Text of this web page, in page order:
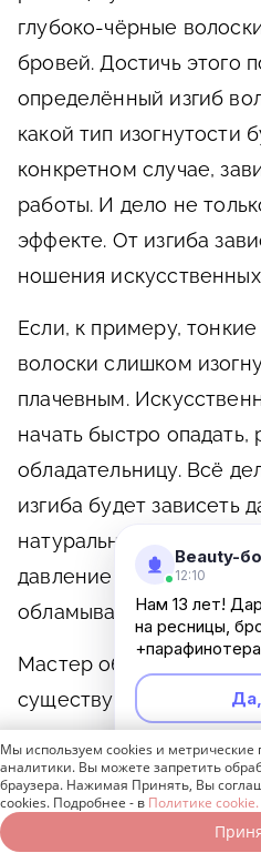
глубоко-чёрные
бровей. Достичь этого
определённый изгиб
какой тип изогнутости
конкретном случае,
работы. И дело не
эффекте. От изгиба
ношения
Если, к примеру,
волоски слишком
плачевным.
начать быстро
обладательницу. Всё
изгиба будет зависеть
натуральных ресниц.
давление на них
обламыванию.
Мастер обязан знать не
существующие
диаметру для
понимать
том или ином случае.
неудачный выбор, это
Beauty-
12:10
Нам 13 лет!
на ресницы,
Мы используем cookies и метрические
аналитики. Вы можете запретить
браузера. Нажимая Принять, Вы
cookies. Подробнее - в Политике cookie.